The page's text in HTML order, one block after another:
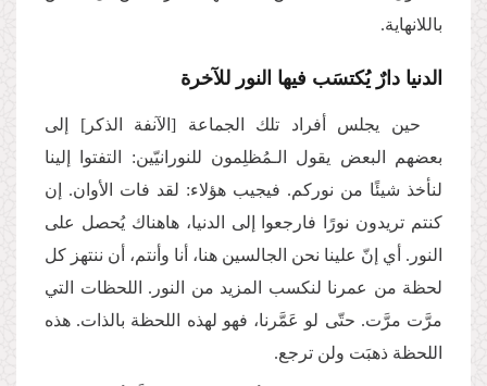
باللانهاية.
الدنيا دارٌ يُكتسَب فيها النور للآخرة
حين يجلس أفراد تلك الجماعة [الآنفة الذكر] إلى
بعضهم البعض يقول الـمُظلِمون للنورانيّين: التفتوا إلينا
لنأخذ شيئًا من نوركم. فيجيب هؤلاء: لقد فات الأوان. إن
كنتم تريدون نورًا فارجعوا إلى الدنيا، هاهناك يُحصل على
النور. أي إنّ علينا نحن الجالسين هنا، أنا وأنتم، أن ننتهز كل
لحظة من عمرنا لنكسب المزيد من النور. اللحظات التي
مرَّت مرَّت. حتّى لو عَمَّرنا، فهو لهذه اللحظة بالذات. هذه
اللحظة ذهبَت ولن ترجع.